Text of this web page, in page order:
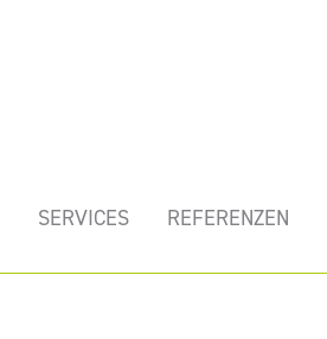
SERVICES REFERENZEN